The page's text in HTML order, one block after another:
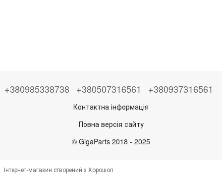
+380985338738 +380507316561 +380937316561
Контактна інформація
Повна версія сайту
© GigaParts 2018 - 2025
Інтернет-магазин створений з Хорошоп